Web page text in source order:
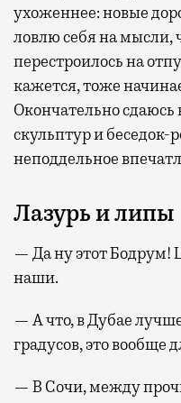
ухоженнее: новые
ловлю себя на мысли,
перестроилось на
кажется, тоже
Окончательно сдаюсь
скульптур и беседок-
неподдельное
Лазурь и липы
— Да ну этот Бодрум!
наши.
— А что, в Дубае
градусов, это вообще
— В Сочи, между